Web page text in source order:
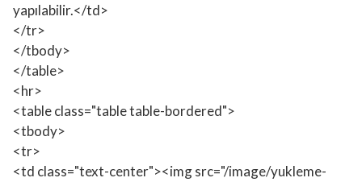
yapılabilir.</td>
</tr>
</tbody>
</table>
<hr>
<table class="table table-bordered">
<tbody>
<tr>
<td class="text-center"><img src="/image/yukleme-